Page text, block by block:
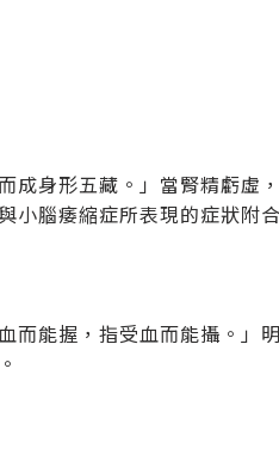
成身形五藏。」當腎精虧虛
小腦痿縮症所表現的症狀附
而能握，指受血而能攝。」